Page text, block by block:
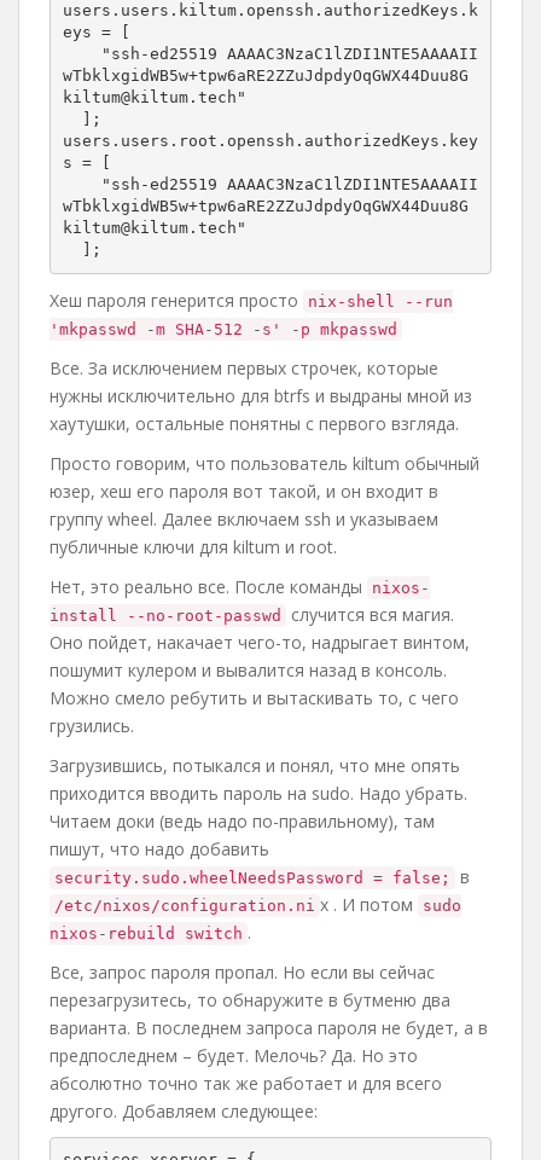
users.users.kiltum.openssh.authorizedKeys.k
eys = [
wTbklxgidWB5w+tpw6aRE2ZZuJdpdyOqGWX44Duu8G
kiltum@kiltum.tech"
users.users.root.openssh.authorizedKeys.key
s = [
wTbklxgidWB5w+tpw6aRE2ZZuJdpdyOqGWX44Duu8G
kiltum@kiltum.tech"
  ];
Хеш пароля генерится просто
nix-shell --run
'mkpasswd -m SHA-512 -s' -p mkpasswd
Все. За исключением первых строчек, которые
нужны исключительно для btrfs и выдраны мной из
хаутушки, остальные понятны с первого взгляда.
Просто говорим, что пользователь kiltum обычный
юзер, хеш его пароля вот такой, и он входит в
группу wheel. Далее включаем ssh и указываем
публичные ключи для kiltum и root.
Нет, это реально все. После команды
nixos-
install --no-root-passwd
случится вся магия.
Оно пойдет, накачает чего-то, надрыгает винтом,
пошумит кулером и вывалится назад в консоль.
Можно смело ребутить и вытаскивать то, с чего
грузились.
Загрузившись, потыкался и понял, что мне опять
приходится вводить пароль на sudo. Надо убрать.
Читаем доки (ведь надо по-правильному), там
пишут, что надо добавить
security.sudo.wheelNeedsPassword = false; в
/etc/nixos/configuration.ni x . И потом
sudo
nixos-rebuild switch .
Все, запрос пароля пропал. Но если вы сейчас
перезагрузитесь, то обнаружите в бутменю два
варианта. В последнем запроса пароля не будет, а в
предпоследнем – будет. Мелочь? Да. Но это
абсолютно точно так же работает и для всего
другого. Добавляем следующее: